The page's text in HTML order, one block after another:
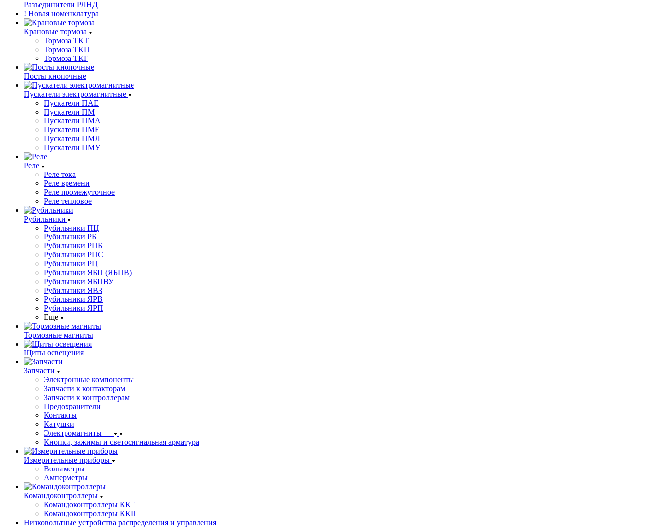
Разъединители РЛНД
! Новая номенклатура
Крановые тормоза
Тормоза ТКТ
Тормоза ТКП
Тормоза ТКГ
Посты кнопочные
Пускатели электромагнитные
Пускатели ПАЕ
Пускатели ПМ
Пускатели ПМА
Пускатели ПМЕ
Пускатели ПМЛ
Пускатели ПМУ
Реле
Реле тока
Реле времени
Реле промежуточное
Реле тепловое
Рубильники
Рубильники ПЦ
Рубильники РБ
Рубильники РПБ
Рубильники РПС
Рубильники РЦ
Рубильники ЯБП (ЯБПВ)
Рубильники ЯБПВУ
Рубильники ЯВЗ
Рубильники ЯРВ
Рубильники ЯРП
Еще
Тормозные магниты
Щиты освещения
Запчасти
Электронные компоненты
Запчасти к контакторам
Запчасти к контроллерам
Предохранители
Контакты
Катушки
Электромагниты
Кнопки, зажимы и светосигнальная арматура
Измерительные приборы
Вольтметры
Амперметры
Командоконтроллеры
Командоконтроллеры ККТ
Командоконтроллеры ККП
Низковольтные устройства распределения и управления